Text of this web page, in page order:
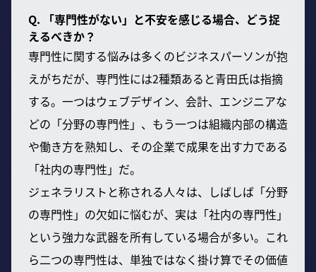
Q. 「専門性がない」と不安を感じる場合、どう捉
えるべきか？
専門性に関する悩みは多くのビジネスパーソンが抱
えがちだが、専門性には2種類あると青田氏は指摘
する。一つはウェブデザイン、会計、エンジニアな
どの「分野の専門性」、もう一つは組織内部の構造
や働き方を熟知し、その企業で成果を出す力である
「社内の専門性」だ。
ジェネラリストと称される人々は、しばしば「分野
の専門性」の欠如に悩むが、実は「社内の専門性」
という強力な武器を所有している場合が多い。これ
ら二つの専門性は、単独ではなく掛け算でその価値